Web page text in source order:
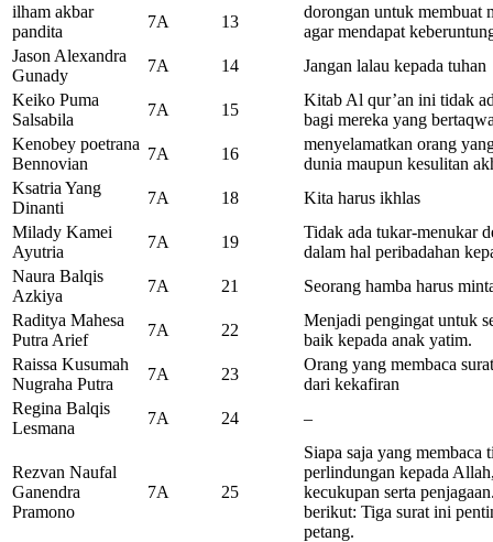
ilham akbar
pandita
7A 13
dorongan untuk membuat
agar mendapat
Jason Alexandra
Gunady
7A 14
Jangan lalau kepada tuhan
Keiko Puma
Salsabila
7A 15
Kitab Al qur’an ini tidak
bagi mereka yang
Kenobey poetrana
Bennovian
7A 16
menyelamatkan orang
dunia maupun kesulitan
Ksatria Yang
Dinanti
7A 18
Kita harus ikhlas
Milady Kamei
Ayutria
7A 19
Tidak ada tukar-menukar
dalam hal peribadahan
Naura Balqis
Azkiya
7A 21
Seorang hamba harus
Raditya Mahesa
Putra Arief
7A 22
Menjadi pengingat untuk
baik kepada anak yatim.
Raissa Kusumah
Nugraha Putra
7A 23
Orang yang membaca
dari kekafiran
Regina Balqis
Lesmana
7A 24 –
Rezvan Naufal
Ganendra
Pramono
7A 25
Siapa saja yang membaca
perlindungan kepada
kecukupan serta
berikut: Tiga surat ini
petang.